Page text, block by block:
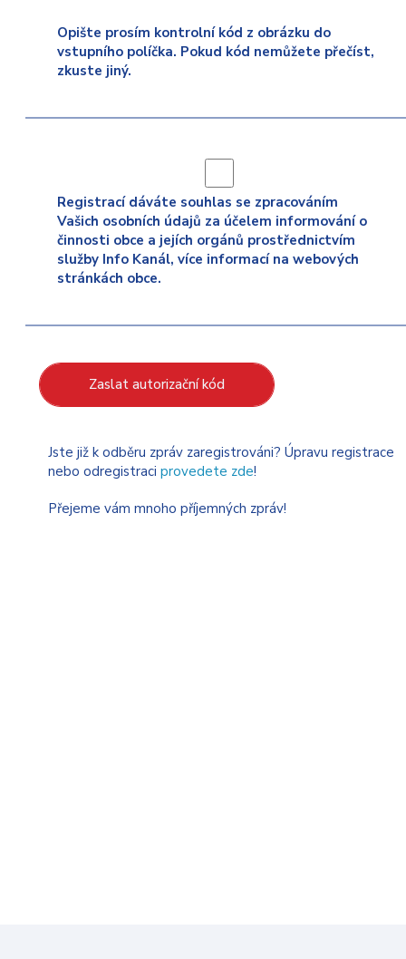
Opište prosím kontrolní kód z obrázku do
vstupního políčka. Pokud kód nemůžete přečíst,
zkuste jiný.
Registrací dáváte souhlas se zpracováním
Vašich osobních údajů za účelem informování o
činnosti obce a jejích orgánů prostřednictvím
služby Info Kanál, více informací na webových
stránkách obce.
Zaslat autorizační kód
Jste již k odběru zpráv zaregistrováni? Úpravu registrace
nebo odregistraci provedete zde!
Přejeme vám mnoho příjemných zpráv!